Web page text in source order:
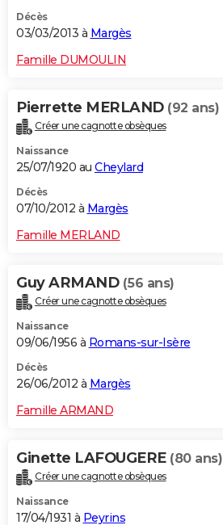
Décès
03/03/2013 à Margès
Famille DUMOULIN
Pierrette MERLAND (92 ans)
Créer une cagnotte obsèques
Naissance
25/07/1920 au Cheylard
Décès
07/10/2012 à Margès
Famille MERLAND
Guy ARMAND (56 ans)
Créer une cagnotte obsèques
Naissance
09/06/1956 à Romans-sur-Isère
Décès
26/06/2012 à Margès
Famille ARMAND
Ginette LAFOUGERE (80 ans)
Créer une cagnotte obsèques
Naissance
17/04/1931 à Peyrins